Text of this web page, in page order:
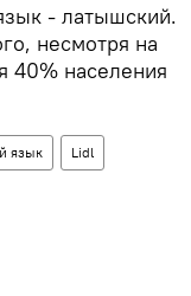
- латышский.
несмотря на
40% населения
язык Lidl